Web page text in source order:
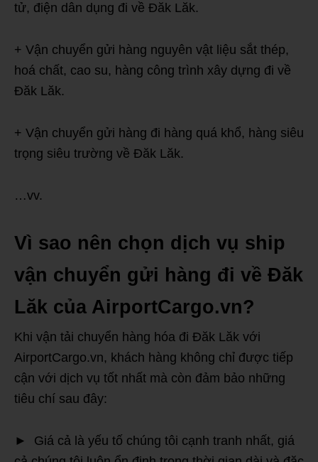
tử, điện dân dụng đi về Đăk Lăk.
+ Vận chuyển gửi hàng nguyên vật liệu sắt thép,
hoá chất, cao su, hàng công trình xây dựng đi về
Đăk Lăk.
+ Vận chuyển gửi hàng đi hàng quá khổ, hàng siêu
trọng siêu trường về Đăk Lăk.
…vv.
Vì sao nên chọn dịch vụ ship
vận chuyển gửi hàng đi về Đăk
Lăk của AirportCargo.vn?
Khi vận tải chuyển hàng hóa đi Đăk Lăk với
AirportCargo.vn, khách hàng không chỉ được tiếp
cận với dịch vụ tốt nhất mà còn đảm bảo những
tiêu chí sau đây:
► Giá cả là yếu tố chúng tôi cạnh tranh nhất, giá